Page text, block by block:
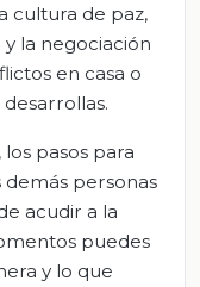
cultura de paz,
la negociación
en casa o
pasos para
personas
acudir a la
puedes
y lo que